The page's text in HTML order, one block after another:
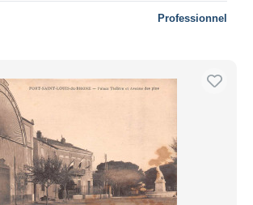
Professionnel